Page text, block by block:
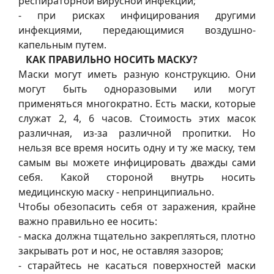
- при рисках инфицирования другими
инфекциями, передающимися воздушно-
капельным путем.
КАК ПРАВИЛЬНО НОСИТЬ МАСКУ?
Маски могут иметь разную конструкцию. Они
могут быть одноразовыми или могут
применяться многократно. Есть маски, которые
служат 2, 4, 6 часов. Стоимость этих масок
различная, из-за различной пропитки. Но
нельзя все время носить одну и ту же маску, тем
самым вы можете инфицировать дважды сами
себя. Какой стороной внутрь носить
медицинскую маску - непринципиально.
Чтобы обезопасить себя от заражения, крайне
важно правильно ее носить:
- маска должна тщательно закрепляться, плотно
закрывать рот и нос, не оставляя зазоров;
- старайтесь не касаться поверхностей маски